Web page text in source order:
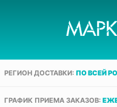
РЕГИОН ДОСТАВКИ: ПО ВСЕЙ
ГРАФИК ПРИЕМА ЗАКАЗОВ: